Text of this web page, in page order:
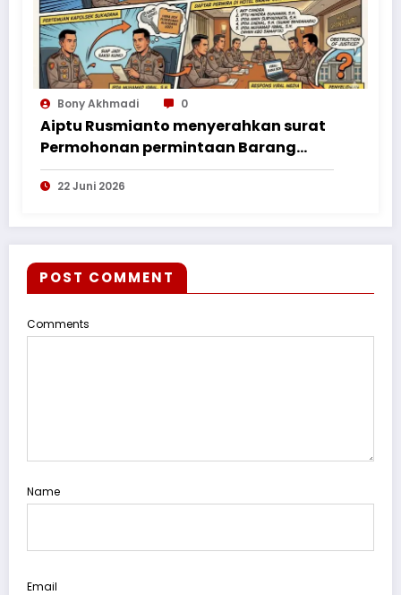
Bony Akhmadi 0
Aiptu Rusmianto menyerahkan surat
Permohonan permintaan Barang
Bukti ke Polres Kayong Utara
22 Juni 2026
POST COMMENT
Comments
Name
Email